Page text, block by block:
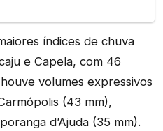
índices de chuva
e Capela, com 46
volumes expressivos
(43 mm),
d’Ajuda (35 mm).